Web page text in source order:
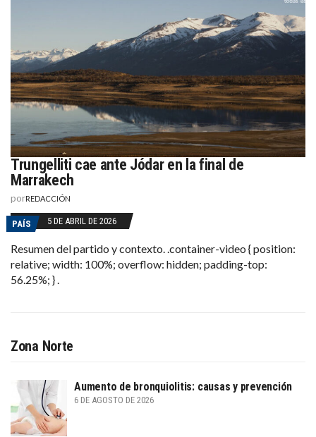
Trungelliti cae ante Jódar en la final de
Marrakech
porREDACCIÓN
PAÍS 5 DE ABRIL DE 2026
Resumen del partido y contexto. .container-video { position:
relative; width: 100%; overflow: hidden; padding-top:
56.25%; } .
Zona Norte
Aumento de bronquiolitis: causas y prevención
6 DE AGOSTO DE 2026